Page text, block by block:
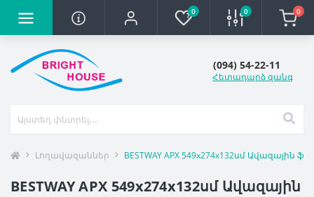
0 0 0
(094) 54-22-11
Հետադարձ զանգ
Լողավազաններ BESTWAY APX 549х274х132սմ Ավազային
BESTWAY APX 549х274х132սմ Ավազային